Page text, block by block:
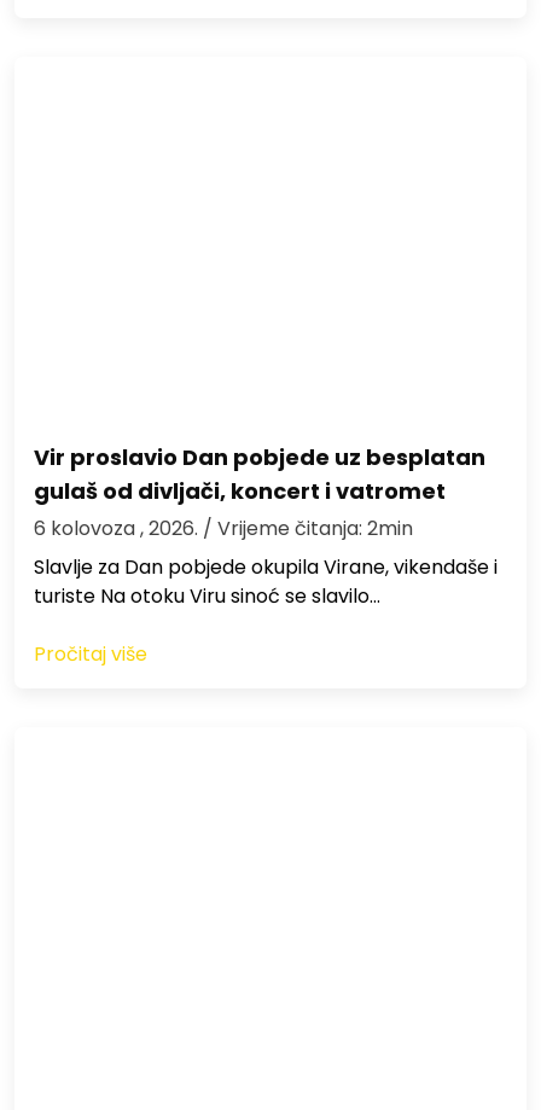
Vir proslavio Dan pobjede uz besplatan
gulaš od divljači, koncert i vatromet
6 kolovoza , 2026. / Vrijeme čitanja: 2min
Slavlje za Dan pobjede okupila Virane, vikendaše i
turiste Na otoku Viru sinoć se slavilo…
Pročitaj više